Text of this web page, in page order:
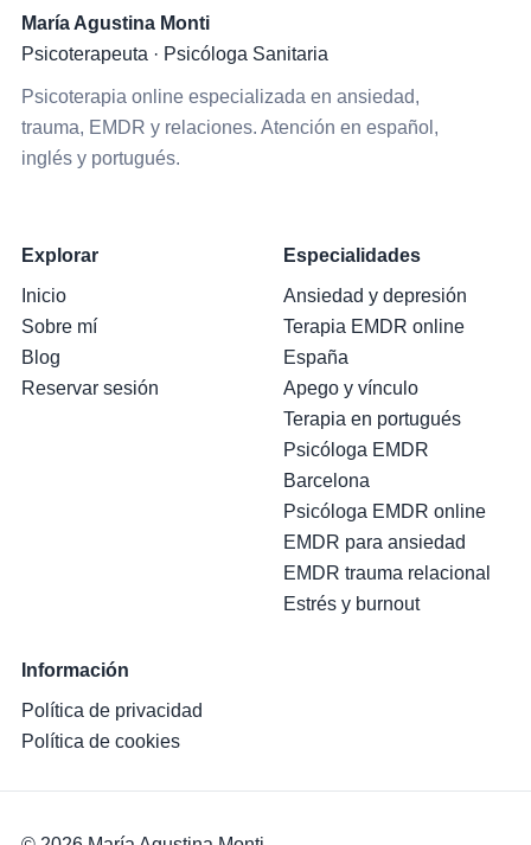
María Agustina Monti
Psicoterapeuta · Psicóloga Sanitaria
Psicoterapia online especializada en ansiedad,
trauma, EMDR y relaciones. Atención en español,
inglés y portugués.
Explorar
Inicio
Sobre mí
Blog
Reservar sesión
Especialidades
Ansiedad y depresión
Terapia EMDR online
España
Apego y vínculo
Terapia en portugués
Psicóloga EMDR
Barcelona
Psicóloga EMDR online
EMDR para ansiedad
EMDR trauma relacional
Estrés y burnout
Información
Política de privacidad
Política de cookies